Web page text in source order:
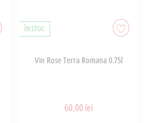
ÎN STOC
Vin Rose Terra Romana 0.75l
60,00 lei